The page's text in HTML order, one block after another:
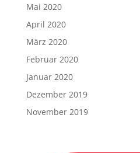
Mai 2020
April 2020
März 2020
Februar 2020
Januar 2020
Dezember 2019
November 2019